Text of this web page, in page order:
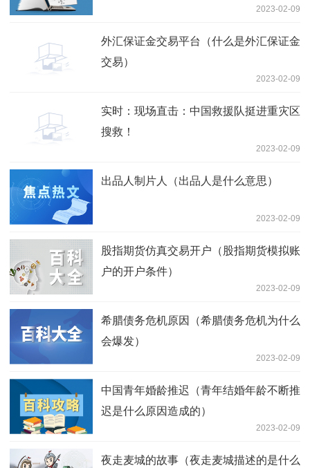
2023-02-09
外汇保证金交易平台（什么是外汇保证金
交易）
2023-02-09
实时：现场直击：中国救援队挺进重灾区
搜救！
2023-02-09
出品人制片人（出品人是什么意思）
2023-02-09
股指期货仿真交易开户（股指期货模拟账
户的开户条件）
2023-02-09
希腊债务危机原因（希腊债务危机为什么
会爆发）
2023-02-09
中国青年婚龄推迟（青年结婚年龄不断推
迟是什么原因造成的）
2023-02-09
夜走麦城的故事（夜走麦城描述的是什么